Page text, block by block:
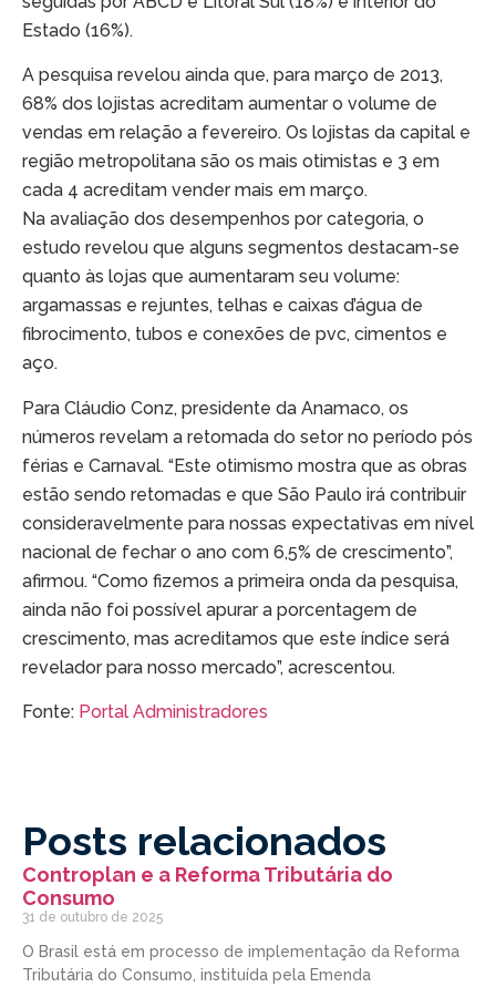
Estado (16%).
A pesquisa revelou ainda que, para março de 2013,
68% dos lojistas acreditam aumentar o volume de
vendas em relação a fevereiro. Os lojistas da capital e
região metropolitana são os mais otimistas e 3 em
cada 4 acreditam vender mais em março.
Na avaliação dos desempenhos por categoria, o
estudo revelou que alguns segmentos destacam-se
quanto às lojas que aumentaram seu volume:
argamassas e rejuntes, telhas e caixas d’água de
fibrocimento, tubos e conexões de pvc, cimentos e
aço.
Para Cláudio Conz, presidente da Anamaco, os
números revelam a retomada do setor no período pós
férias e Carnaval. “Este otimismo mostra que as obras
estão sendo retomadas e que São Paulo irá contribuir
consideravelmente para nossas expectativas em nível
nacional de fechar o ano com 6,5% de crescimento”,
afirmou. “Como fizemos a primeira onda da pesquisa,
ainda não foi possível apurar a porcentagem de
crescimento, mas acreditamos que este índice será
revelador para nosso mercado”, acrescentou.
Fonte: Portal Administradores
Posts relacionados
Controplan e a Reforma Tributária do
Consumo
31 de outubro de 2025
O Brasil está em processo de implementação da Reforma
Tributária do Consumo, instituída pela Emenda